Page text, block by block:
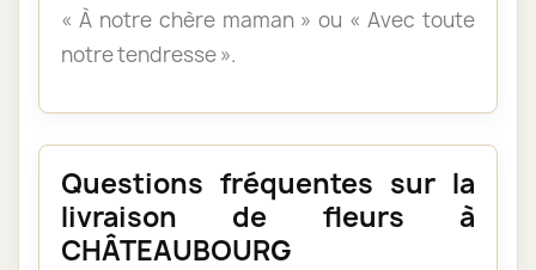
« À notre chère maman » ou « Avec toute
notre tendresse ».
Questions fréquentes sur la
livraison de fleurs à
CHÂTEAUBOURG